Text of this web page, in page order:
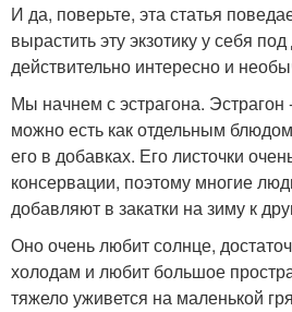
И да, поверьте, эта статья
вырастить эту экзотику у себя
действительно интересно и
Мы начнем с эстрагона. Эстрагон
можно есть как отдельным
его в добавках. Его листочки
консервации, поэтому многие
добавляют в закатки на зиму к
Оно очень любит солнце,
холодам и любит большое
тяжело уживется на маленькой